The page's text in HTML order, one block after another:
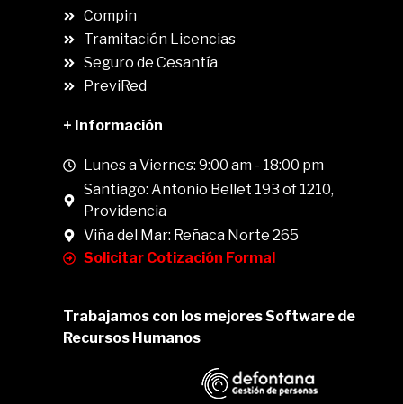
Compin
Tramitación Licencias
Seguro de Cesantía
PreviRed
+ Información
Lunes a Viernes: 9:00 am - 18:00 pm
Santiago: Antonio Bellet 193 of 1210,
Providencia
Viña del Mar: Reñaca Norte 265
Solicitar Cotización Formal
Trabajamos con los mejores Software de
Recursos Humanos